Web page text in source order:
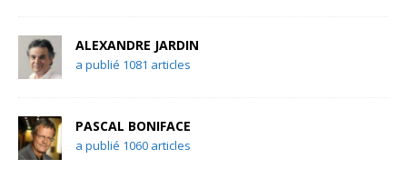
ALEXANDRE JARDIN
a publié 1081 articles
PASCAL BONIFACE
a publié 1060 articles